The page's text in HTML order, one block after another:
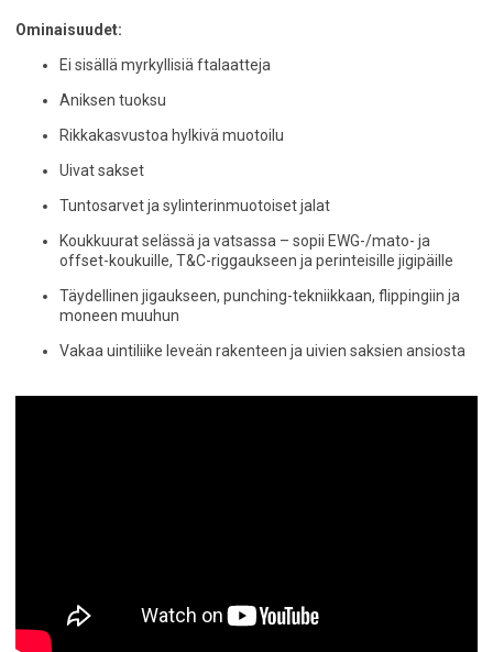
Ominaisuudet:
Ei sisällä myrkyllisiä ftalaatteja
Aniksen tuoksu
Rikkakasvustoa hylkivä muotoilu
Uivat sakset
Tuntosarvet ja sylinterinmuotoiset jalat
Koukkuurat selässä ja vatsassa – sopii EWG-/mato- ja
offset-koukuille, T&C-riggaukseen ja perinteisille jigipäille
Täydellinen jigaukseen, punching-tekniikkaan, flippingiin ja
moneen muuhun
Vakaa uintiliike leveän rakenteen ja uivien saksien ansiosta